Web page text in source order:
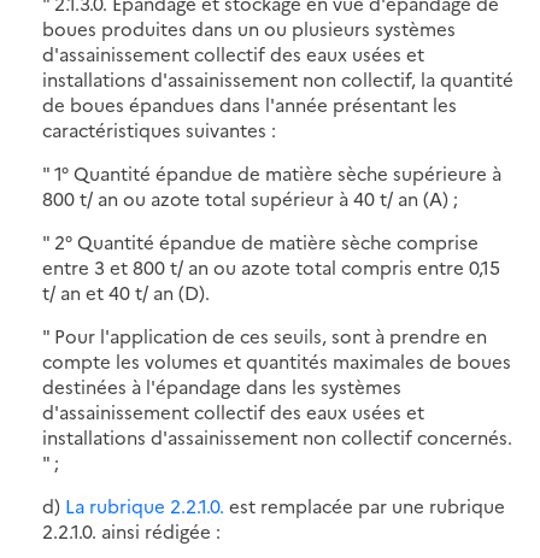
boues produites dans un ou plusieurs systèmes
d'assainissement collectif des eaux usées et
installations d'assainissement non collectif, la quantité
de boues épandues dans l'année présentant les
caractéristiques suivantes :
" 1° Quantité épandue de matière sèche supérieure à
800 t/ an ou azote total supérieur à 40 t/ an (A) ;
" 2° Quantité épandue de matière sèche comprise
entre 3 et 800 t/ an ou azote total compris entre 0,15
t/ an et 40 t/ an (D).
" Pour l'application de ces seuils, sont à prendre en
compte les volumes et quantités maximales de boues
destinées à l'épandage dans les systèmes
d'assainissement collectif des eaux usées et
installations d'assainissement non collectif concernés.
" ;
d) La rubrique 2.2.1.0. est remplacée par une rubrique
2.2.1.0. ainsi rédigée :